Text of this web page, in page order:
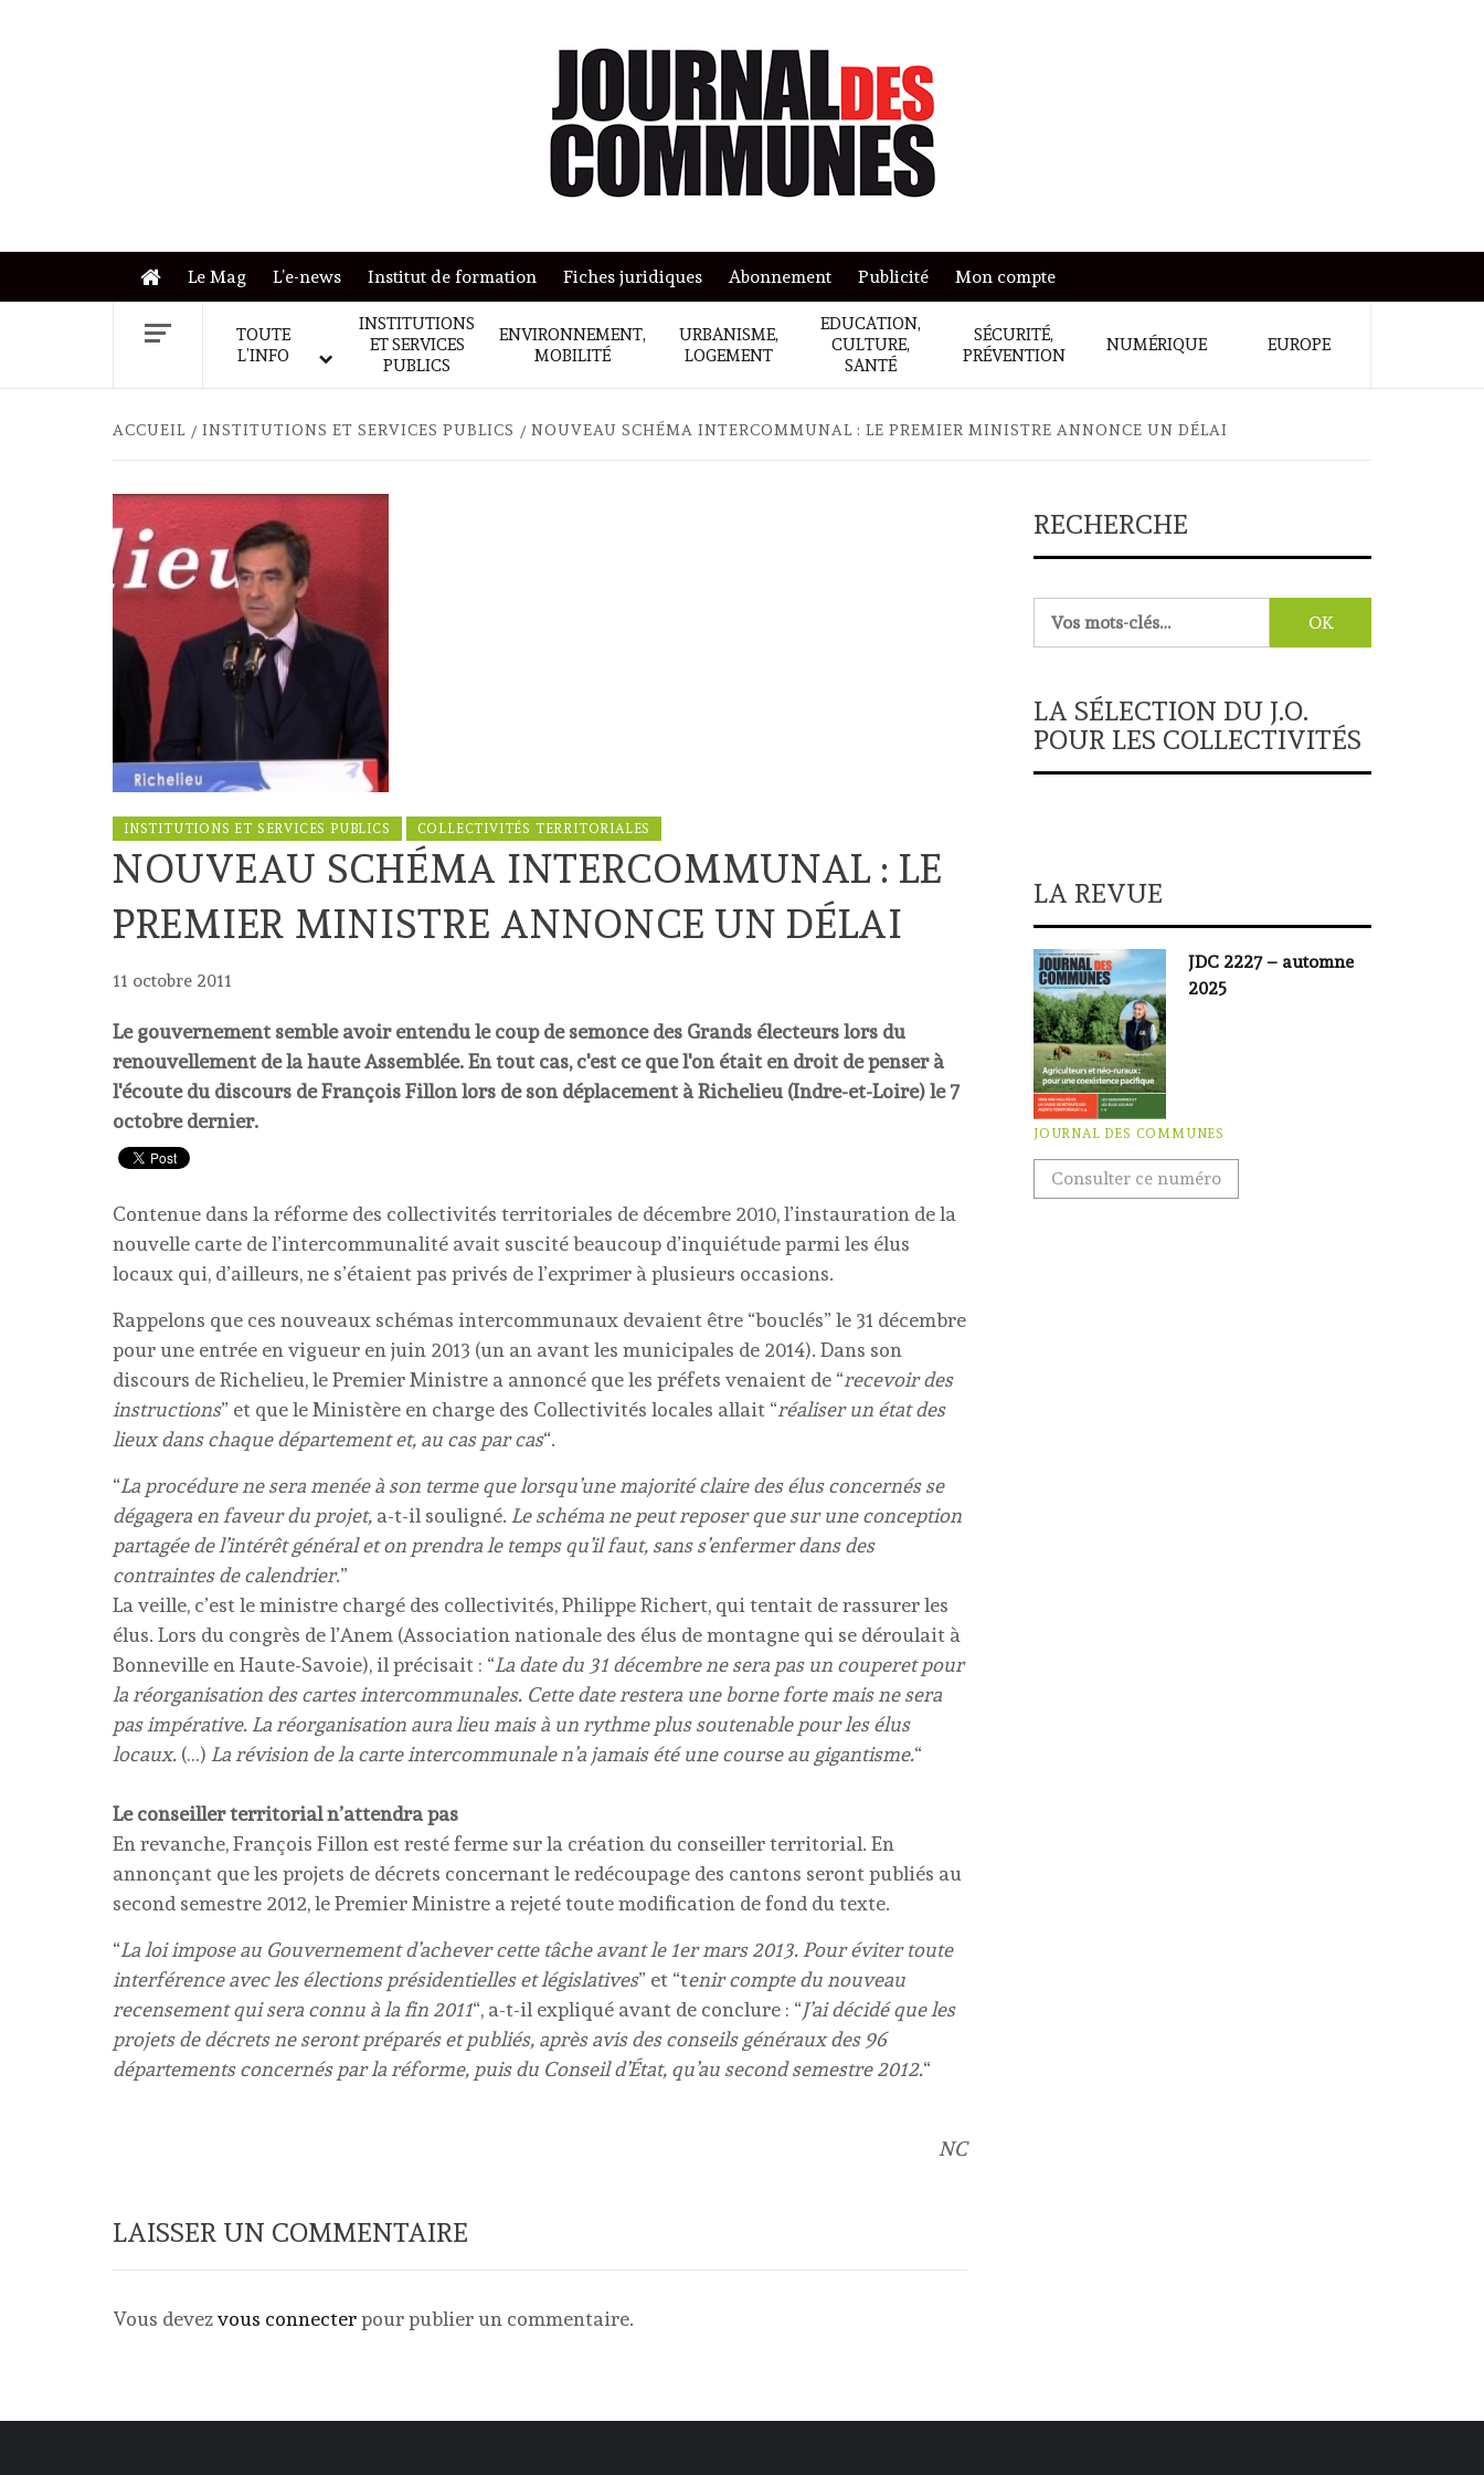
Le Mag L’e-news Institut de formation Fiches juridiques Abonnement Publicité Mon compte
TOUTE
L’INFO
INSTITUTIONS
ET SERVICES
PUBLICS
ENVIRONNEMENT,
MOBILITÉ
URBANISME,
LOGEMENT
EDUCATION,
CULTURE,
SANTÉ
SÉCURITÉ,
PRÉVENTION
NUMÉRIQUE EUROPE
ACCUEIL INSTITUTIONS ET SERVICES PUBLICS NOUVEAU SCHÉMA INTERCOMMUNAL : LE PREMIER MINISTRE ANNONCE UN DÉLAI
INSTITUTIONS ET SERVICES PUBLICS COLLECTIVITÉS TERRITORIALES
NOUVEAU SCHÉMA INTERCOMMUNAL : LE
PREMIER MINISTRE ANNONCE UN DÉLAI
11 octobre 2011
Le gouvernement semble avoir entendu le coup de semonce des Grands électeurs lors du
renouvellement de la haute Assemblée. En tout cas, c'est ce que l'on était en droit de penser à
l'écoute du discours de François Fillon lors de son déplacement à Richelieu (Indre-et-Loire) le 7
octobre dernier.
Contenue dans la réforme des collectivités territoriales de décembre 2010, l’instauration de la
nouvelle carte de l’intercommunalité avait suscité beaucoup d’inquiétude parmi les élus
locaux qui, d’ailleurs, ne s’étaient pas privés de l’exprimer à plusieurs occasions.
Rappelons que ces nouveaux schémas intercommunaux devaient être “bouclés” le 31 décembre
pour une entrée en vigueur en juin 2013 (un an avant les municipales de 2014). Dans son
discours de Richelieu, le Premier Ministre a annoncé que les préfets venaient de “recevoir des
instructions” et que le Ministère en charge des Collectivités locales allait “réaliser un état des
lieux dans chaque département et, au cas par cas“.
“La procédure ne sera menée à son terme que lorsqu’une majorité claire des élus concernés se
dégagera en faveur du projet, a-t-il souligné. Le schéma ne peut reposer que sur une conception
partagée de l’intérêt général et on prendra le temps qu’il faut, sans s’enfermer dans des
contraintes de calendrier.”
La veille, c’est le ministre chargé des collectivités, Philippe Richert, qui tentait de rassurer les
élus. Lors du congrès de l’Anem (Association nationale des élus de montagne qui se déroulait à
Bonneville en Haute-Savoie), il précisait : “La date du 31 décembre ne sera pas un couperet pour
la réorganisation des cartes intercommunales. Cette date restera une borne forte mais ne sera
pas impérative. La réorganisation aura lieu mais à un rythme plus soutenable pour les élus
locaux. (…) La révision de la carte intercommunale n’a jamais été une course au gigantisme.“
Le conseiller territorial n’attendra pas
En revanche, François Fillon est resté ferme sur la création du conseiller territorial. En
annonçant que les projets de décrets concernant le redécoupage des cantons seront publiés au
second semestre 2012, le Premier Ministre a rejeté toute modification de fond du texte.
“La loi impose au Gouvernement d’achever cette tâche avant le 1er mars 2013. Pour éviter toute
interférence avec les élections présidentielles et législatives” et “tenir compte du nouveau
recensement qui sera connu à la fin 2011“, a-t-il expliqué avant de conclure : “J’ai décidé que les
projets de décrets ne seront préparés et publiés, après avis des conseils généraux des 96
départements concernés par la réforme, puis du Conseil d’État, qu’au second semestre 2012.“
NC
LAISSER UN COMMENTAIRE
Vous devezvous connecterpour publier un commentaire.
RECHERCHE
LA SÉLECTION DU J.O.
POUR LES COLLECTIVITÉS
LA REVUE
JDC 2227 – automne
2025
JOURNAL DES COMMUNES
Consulter ce numéro